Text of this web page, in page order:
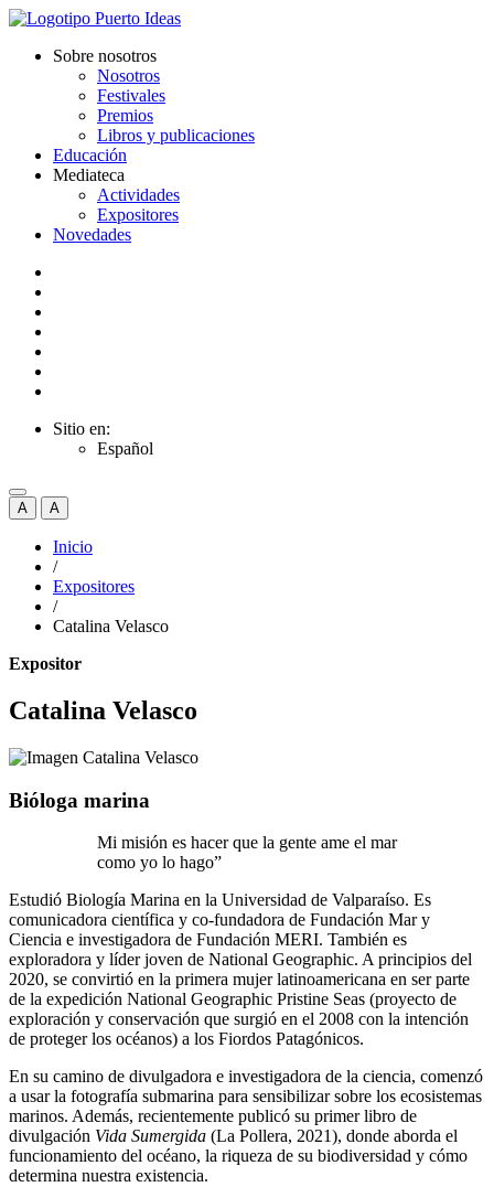
Sobre nosotros
Nosotros
Festivales
Premios
Libros y publicaciones
Educación
Mediateca
Actividades
Expositores
Novedades
Sitio en:
Español
A A
Inicio
/
Expositores
/
Catalina Velasco
Expositor
Catalina Velasco
Bióloga marina
Mi misión es hacer que la gente ame el mar
como yo lo hago”
Estudió Biología Marina en la Universidad de Valparaíso. Es
comunicadora científica y co-fundadora de Fundación Mar y
Ciencia e investigadora de Fundación MERI. También es
exploradora y líder joven de National Geographic. A principios del
2020, se convirtió en la primera mujer latinoamericana en ser parte
de la expedición National Geographic Pristine Seas (proyecto de
exploración y conservación que surgió en el 2008 con la intención
de proteger los océanos) a los Fiordos Patagónicos.
En su camino de divulgadora e investigadora de la ciencia, comenzó
a usar la fotografía submarina para sensibilizar sobre los ecosistemas
marinos. Además, recientemente publicó su primer libro de
divulgación Vida Sumergida (La Pollera, 2021), donde aborda el
funcionamiento del océano, la riqueza de su biodiversidad y cómo
determina nuestra existencia.